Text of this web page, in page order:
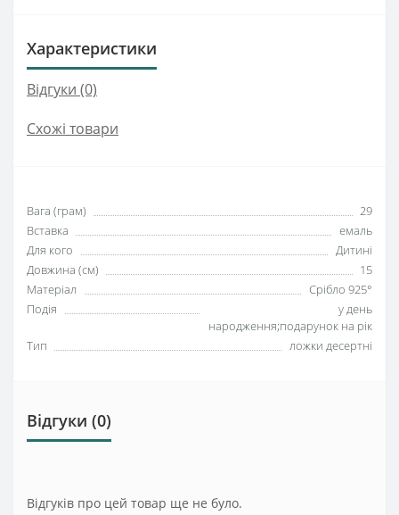
Характеристики
Відгуки (0)
Схожі товари
Вага (грам)
29
Вставка
емаль
Для кого
Дитині
Довжина (см)
15
Матеріал
Срібло 925°
Подія
у день
народження;подарунок на рік
Тип
ложки десертні
Відгуки (0)
Відгуків про цей товар ще не було.